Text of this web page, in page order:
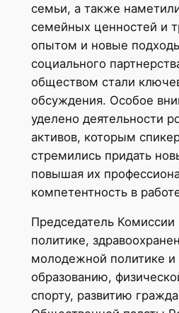
семьи, а также
семейных ценностей и
опытом и новые
социального
обществом стали
обсуждения. Особое
уделено деятельности
активов, которым
стремились придать
повышая их
компетентность в
Председатель Комиссии
политике,
молодежной политике и
образованию,
спорту, развитию